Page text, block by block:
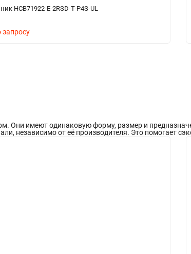
HCB71922-E-2RSD-T-P4S-UL
запросу
имеют одинаковую форму, размер и
независимо от её производителя. Это помогает